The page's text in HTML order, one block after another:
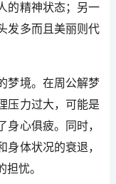
的精神状态；另一
发多而且美丽则代
梦境。在周公解梦
压力过大，可能是
身心俱疲。同时，
身体状况的衰退，
忧。